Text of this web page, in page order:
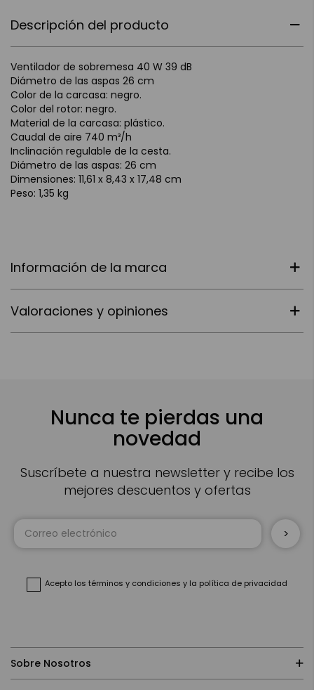
Descripción del producto
Ventilador de sobremesa 40 W 39 dB
Diámetro de las aspas 26 cm
Color de la carcasa: negro.
Color del rotor: negro.
Material de la carcasa: plástico.
Caudal de aire 740 m³/h
Inclinación regulable de la cesta.
Diámetro de las aspas: 26 cm
Dimensiones: 11,61 x 8,43 x 17,48 cm
Peso: 1,35 kg
Información de la marca
Valoraciones y opiniones
Nunca te pierdas una
novedad
Suscríbete a nuestra newsletter y recibe los
mejores descuentos y ofertas
Inscríbase
Acepto los términos y condiciones y la política de privacidad
Sobre Nosotros